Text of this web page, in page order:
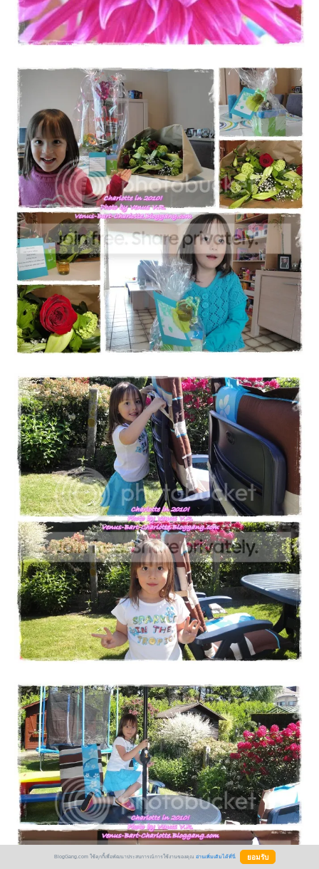
BlogGang.com ใช้คุกกี้เพื่อพัฒนาประสบการณ์การใช้งานของคุณ อ่านเพิ่มเติมได้ที่นี่